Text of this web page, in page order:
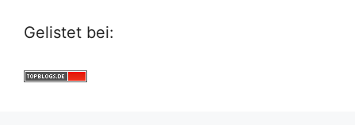
Gelistet bei: